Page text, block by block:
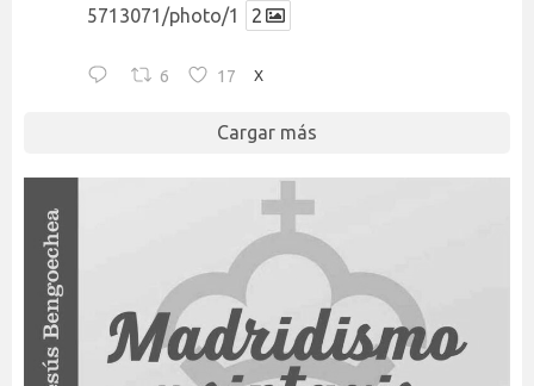
5713071/photo/1
2
6 17 X
Cargar más